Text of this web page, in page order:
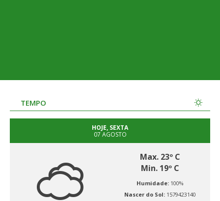
TEMPO
HOJE, SEXTA
07 AGOSTO
Max. 23º C
Min. 19º C
Humidade: 100%
Nascer do Sol: 1579423140